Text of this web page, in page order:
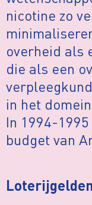
nicotine zo
overheid als
die als een
in het
In 1994-
budget van